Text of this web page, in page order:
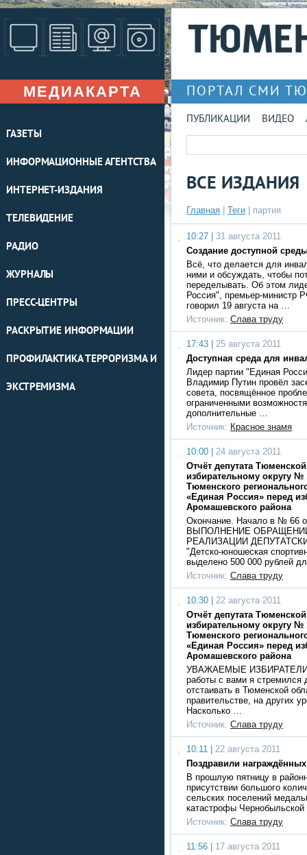
МЕДИАКАРТА
ГАЗЕТЫ
ИНФОРМАЦИОННЫЕ АГЕНТСТВА
ИНТЕРНЕТ-ИЗДАНИЯ
ТЕЛЕВИДЕНИЕ
РАДИО
ЖУРНАЛЫ
ПРЕСС-ЦЕНТРЫ
РАСКРЫТИЕ ИНФОРМАЦИИ
ПРОФИЛАКТИКА ТЕРРОРИЗМА И
ЭКСТРЕМИЗМА
ПОРТАЛ СМИ
ПУБЛИКАЦИИ ВИДЕО
ВСЕ ИЗДАНИЯ
Главная Теги | партия
10:27 |
31 августа 2011
Создание доступной
Всё, что делается для
ними и обсуждать, чтобы
переделывать. Об этом
Россия", премьер-министр
говорил 19 августа на …
Источник: Слава труду
17:43 |
25 августа 2011
Доступная среда для
Лидер партии "Единая
Владимир Путин провёл
совета, посвящённое
ограниченными
дополнительные …
Источник: Красное знамя
10:00 |
24 августа 2011
Отчёт депутата
избирательному округу №
Тюменского
«Единая Россия» перед
Аромашевского района
Окончание. Начало в № 66
ВЫПОЛНЕНИЕ
РЕАЛИЗАЦИИ
"Детско-юношеская
выделено 500 000 рублей
Источник: Слава труду
10:30 |
22 августа 2011
Отчёт депутата
избирательному округу №
Тюменского
«Единая Россия» перед
Аромашевского района
УВАЖАЕМЫЕ ИЗБИРАТЕЛИ!
работы с вами я стремился
отстаивать в Тюменской
правительстве, на других
Насколько …
Источник: Слава труду
10:11 |
22 августа 2011
Поздравили
В прошлую пятницу в
присутствии большого
сельских поселений
катастрофы
Источник: Слава труду
11:56 |
17 августа 2011